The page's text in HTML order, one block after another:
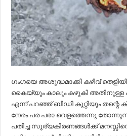
ഗംഗയെ അശുദ്ധമാക്കി കഴിവ്
കൈയ്യും കാലും കഴുകി അതിനുള്ള
എന്ന് പറഞ്ഞ് ബീഡി കുറ്റിയും തന്റെ
നേരം പര പരാ വെളത്തെന്നു
പതിച്ച സൂര്യകിരണങ്ങൾക്ക്